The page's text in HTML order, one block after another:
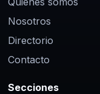
Nosotros
Directorio
Contacto
Secciones